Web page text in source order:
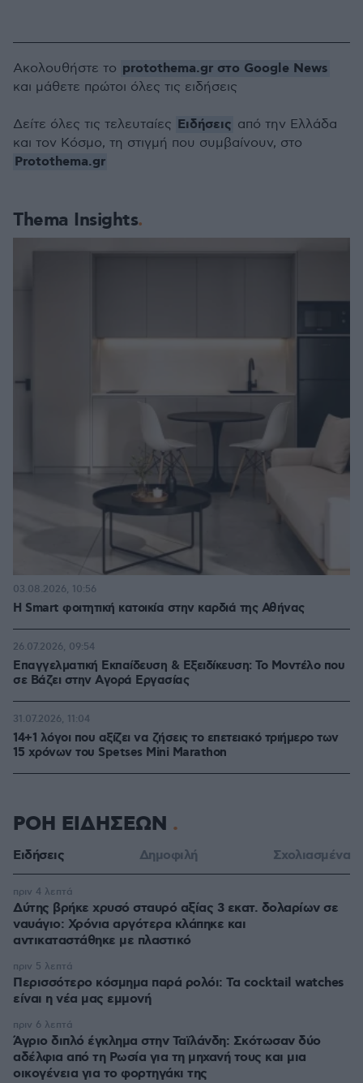
Thema Insights
Η Smart φοιτητική κατοικία στην καρδιά της Αθήνας
03.08.2026, 10:56
Επαγγελματική Εκπαίδευση & Εξειδίκευση: Το Mοντέλο που
σε Bάζει στην Aγορά Eργασίας
26.07.2026, 09:54
14+1 λόγοι που αξίζει να ζήσεις το επετειακό τριήμερο των
15 χρόνων του Spetses Mini Marathon
31.07.2026, 11:04
Ακολουθήστε το protothema.gr στο Google News
και μάθετε πρώτοι όλες τις ειδήσεις
Δείτε όλες τις τελευταίες Ειδήσεις από την Ελλάδα
και τον Κόσμο, τη στιγμή που συμβαίνουν, στο
Protothema.gr
ΡΟΗ ΕΙΔΗΣΕΩΝ
Ειδήσεις Δημοφιλή Σχολιασμένα
Δύτης βρήκε χρυσό σταυρό αξίας 3 εκατ. δολαρίων σε
ναυάγιο: Χρόνια αργότερα κλάπηκε και
αντικαταστάθηκε με πλαστικό
πριν 4 λεπτά
Περισσότερο κόσμημα παρά ρολόι: Τα cocktail watches
είναι η νέα μας εμμονή
πριν 5 λεπτά
Άγριο διπλό έγκλημα στην Ταϊλάνδη: Σκότωσαν δύο
αδέλφια από τη Ρωσία για τη μηχανή τους και μια
οικογένεια για το φορτηγάκι της
πριν 6 λεπτά